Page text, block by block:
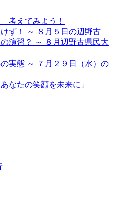
考えてみよう！
ず！ ～ ８月５日の辺野古
演習？ ～ ８月辺野古県民大
実態 ～ ７月２９日（水）の
なたの笑顔を未来に」